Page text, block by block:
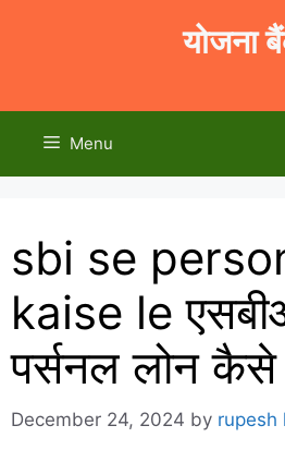
योजना
Menu
sbi se
kaise le
पर्सनल लोन
December 24, 2024 by rupesh